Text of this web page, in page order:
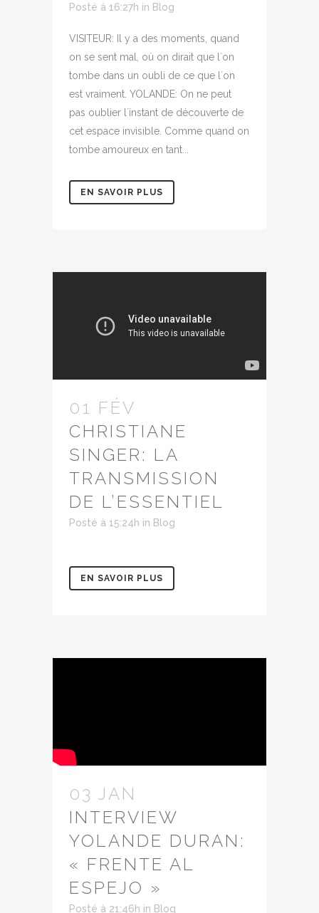
Posté à 16:27h in Blog
VISITEUR: Il y a des moments, quand
on se sent mal, où on dirait que l´on
tombe dans un oubli de ce que l´on
est vraiment. YOLANDE: On ne peut
pas oublier l´instant de découverte de
cet espace invisible. Comme quand on
tombe amoureux en tant...
EN SAVOIR PLUS
01 FÉV
CHRISTIANE
SINGER: LA
TRANSMISSION
DE L’ESSENTIEL
Posté à 15:24h in Blog
EN SAVOIR PLUS
03 JAN
INTERVIEW
YOLANDE DURAN:
« FRENTE AL
ESPEJO »
Posté à 21:46h in Blog